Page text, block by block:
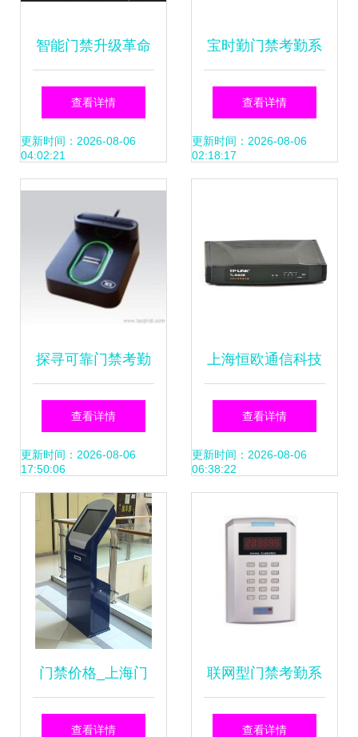
智能门禁升级革命
解锁苏浙沪皖闽赣
远程管控新体验，
高效系统深度起底
查看详情
更新时间：2026-08-06
04:02:21
宝时勤门禁考勤系
统全方位解析 报
价、性能与用户体
查看详情
更新时间：2026-08-06
02:18:17
探寻可靠门禁考勤
器材与系统 批发厂
家直供下的品牌典
范
查看详情
更新时间：2026-08-06
17:50:06
上海恒欧通信科技
门禁考勤与智能安
全一体化解决方案
查看详情
更新时间：2026-08-06
06:38:22
门禁价格_上海门
禁系统安装维护_
查看详情
联网型门禁考勤系
统的优势与应用分
查看详情